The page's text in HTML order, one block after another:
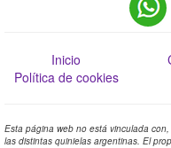
Inicio
Política de cookies
Esta página web no está vinculada
las distintas quinielas argentinas. El